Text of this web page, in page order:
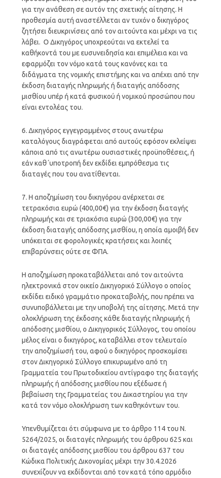
για την ανάθεση σε αυτόν της σχετικής αίτησης. Η
προθεσμία αυτή αναστέλλεται αν τυχόν ο δικηγόρος
ζητήσει διευκρινίσεις από τον αιτούντα και μέχρι να τις
λάβει. Ο Δικηγόρος υποχρεούται να εκτελεί τα
καθήκοντά του με ευσυνειδησία και επιμέλεια και να
εφαρμόζει τον νόμο κατά τους κανόνες και τα
διδάγματα της νομικής επιστήμης και να απέχει από την
έκδοση διαταγής πληρωμής ή διαταγής απόδοσης
μισθίου υπέρ ή κατά φυσικού ή νομικού προσώπου που
είναι εντολέας του.
6. Δικηγόρος εγγεγραμμένος στους ανωτέρω
καταλόγους διαγράφεται από αυτούς εφόσον εκλείψει
κάποια από τις ανωτέρω ουσιαστικές προϋποθέσεις, ή
εάν καθ΄υποτροπή δεν εκδίδει εμπρόθεσμα τις
διαταγές που του ανατίθενται.
7. Η αποζημίωση του δικηγόρου ανέρχεται σε
τετρακόσια ευρώ (400,00€) για την έκδοση διαταγής
πληρωμής και σε τριακόσια ευρώ (300,00€) για την
έκδοση διαταγής απόδοσης μισθίου, η οποία αμοιβή δεν
υπόκειται σε φορολογικές κρατήσεις και λοιπές
επιβαρύνσεις ούτε σε ΦΠΑ.
Η αποζημίωση προκαταβάλλεται από τον αιτούντα
ηλεκτρονικά στον οικείο Δικηγορικό Σύλλογο ο οποίος
εκδίδει ειδικό γραμμάτιο προκαταβολής, που πρέπει να
συνυποβάλλεται με την υποβολή της αίτησης. Μετά την
ολοκλήρωση της έκδοσης κάθε διαταγής πληρωμής ή
απόδοσης μισθίου, ο Δικηγορικός Σύλλογος, του οποίου
μέλος είναι ο δικηγόρος, καταβάλλει στον τελευταίο
την αποζημίωσή του, αφού ο δικηγόρος προσκομίσει
στον Δικηγορικό Σύλλογο επικυρωμένο από τη
Γραμματεία του Πρωτοδικείου αντίγραφο της διαταγής
πληρωμής ή απόδοσης μισθίου που εξέδωσε ή
βεβαίωση της Γραμματείας του Δικαστηρίου για την
κατά τον νόμο ολοκλήρωση των καθηκόντων του.
Υπενθυμίζεται ότι σύμφωνα με το άρθρο 114 του Ν.
5264/2025, οι διαταγές πληρωμής του άρθρου 625 και
οι διαταγές απόδοσης μισθίου του άρθρου 637 του
Κώδικα Πολιτικής Δικονομίας μέχρι την 30.4.2026
συνεχίζουν να εκδίδονται από τον κατά τόπο αρμόδιο